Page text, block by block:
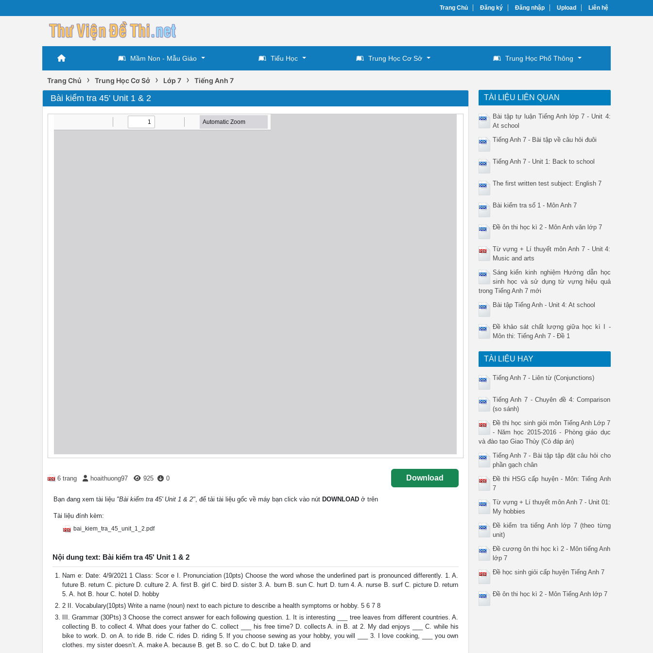
Trang Chủ Đăng ký Đăng nhập Upload Liên hệ
Mầm Non - Mẫu Giáo Tiểu Học Trung Học Cơ Sở Trung Học Phổ Thông
Trang Chủ › Trung Học Cơ Sở › Lớp 7 › Tiếng Anh 7
Bài kiểm tra 45' Unit 1 & 2
6 trang hoaithuong97 925 0 Download
Bạn đang xem tài liệu "Bài kiểm tra 45' Unit 1 & 2", để tải tài liệu gốc về máy bạn click vào nút DOWNLOAD ở trên
Tài liệu đính kèm:
bai_kiem_tra_45_unit_1_2.pdf
Nội dung text: Bài kiểm tra 45' Unit 1 & 2
Nam e: Date: 4/9/2021 1 Class: Scor e I. Pronunciation (10pts) Choose the word whose the underlined part is pronounced differently. 1. A.
future B. return C. picture D. culture 2. A. first B. girl C. bird D. sister 3. A. burn B. sun C. hurt D. turn 4. A. nurse B. surf C. picture D. return
5. A. hot B. hour C. hotel D. hobby
2 II. Vocabulary(10pts) Write a name (noun) next to each picture to describe a health symptoms or hobby. 5 6 7 8
III. Grammar (30Pts) 3 Choose the correct answer for each following question. 1. It is interesting ___ tree leaves from different countries. A.
collecting B. to collect 4. What does your father do C. collect ___ his free time? D. collects A. in B. at 2. My dad enjoys ___ C. while his
bike to work. D. on A. to ride B. ride C. rides D. riding 5. If you choose sewing as your hobby, you will ___ 3. I love cooking, ___ you own
clothes. my sister doesn’t. A. make A. because B. get B. so C. do C. but D. take D. and
TÀI LIỆU LIÊN QUAN
Bài tập tự luận Tiếng Anh lớp 7 - Unit 4:
At school
Tiếng Anh 7 - Bài tập về câu hỏi đuôi
Tiếng Anh 7 - Unit 1: Back to school
The first written test subject: English 7
Bài kiểm tra số 1 - Môn Anh 7
Đề ôn thi học kì 2 - Môn Anh văn lớp 7
Từ vựng + Lí thuyết môn Anh 7 - Unit 4:
Music and arts
Sáng kiến kinh nghiệm Hướng dẫn học
sinh học và sử dụng từ vựng hiệu quả
trong Tiếng Anh 7 mới
Bài tập Tiếng Anh - Unit 4: At school
Đề khảo sát chất lượng giữa học kì I -
Môn thi: Tiếng Anh 7 - Đề 1
TÀI LIỆU HAY
Tiếng Anh 7 - Liên từ (Conjunctions)
Tiếng Anh 7 - Chuyên đề 4: Comparison
(so sánh)
Đề thi học sinh giỏi môn Tiếng Anh Lớp 7
- Năm học 2015-2016 - Phòng giáo dục
và đào tạo Giao Thủy (Có đáp án)
Tiếng Anh 7 - Bài tập tập đặt câu hỏi cho
phần gạch chân
Đề thi HSG cấp huyện - Môn: Tiếng Anh
7
Từ vựng + Lí thuyết môn Anh 7 - Unit 01:
My hobbies
Đề kiểm tra tiếng Anh lớp 7 (theo từng
unit)
Đề cương ôn thi học kì 2 - Môn tiếng Anh
lớp 7
Đề học sinh giỏi cấp huyện Tiếng Anh 7
Đề ôn thi học kì 2 - Môn Tiếng Anh lớp 7